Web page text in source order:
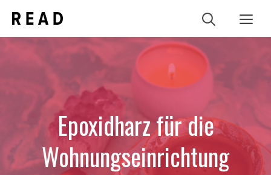
Inhalt
springen
Epoxidharz für die
Wohnungseinrichtung